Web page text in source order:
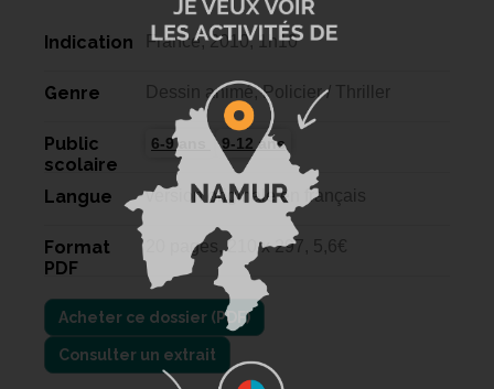
Indication France, 2010, 1h10
Genre Dessin animé, Policier / Thriller
Public
scolaire
6-9 ans 9-12 ans
Langue version originale en français
Format
PDF
20 pages, 210 x 297, 5,6€
Consulter un extrait